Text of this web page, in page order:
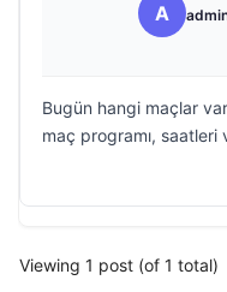
A
Bugün hangi maçlar
maç programı, saatleri
Viewing 1 post (of 1 total)